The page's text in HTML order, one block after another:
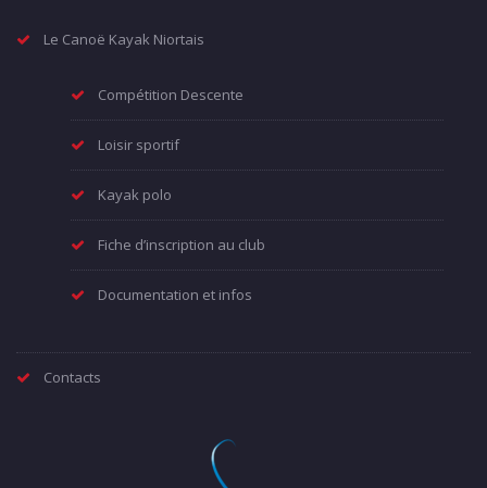
Le Canoë Kayak Niortais
Compétition Descente
Loisir sportif
Kayak polo
Fiche d’inscription au club
Documentation et infos
Contacts